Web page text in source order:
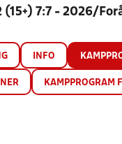
(15+) 7:7 - 2026/
INFO
KAMPPROGRAM